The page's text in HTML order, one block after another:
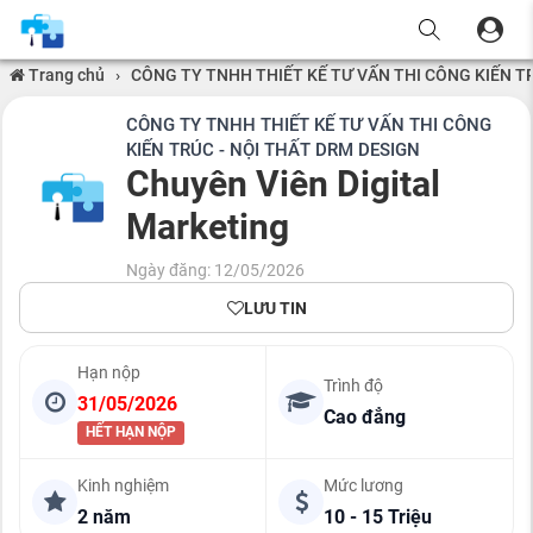
Trang chủ › CÔNG TY TNHH THIẾT KẾ TƯ VẤN THI CÔNG KIẾN
CÔNG TY TNHH THIẾT KẾ TƯ VẤN THI CÔNG
KIẾN TRÚC - NỘI THẤT DRM DESIGN
Chuyên Viên Digital
Marketing
Ngày đăng: 12/05/2026
LƯU TIN
Hạn nộp
31/05/2026
HẾT HẠN NỘP
Trình độ
Cao đẳng
Kinh nghiệm
2 năm
Mức lương
10 - 15 Triệu